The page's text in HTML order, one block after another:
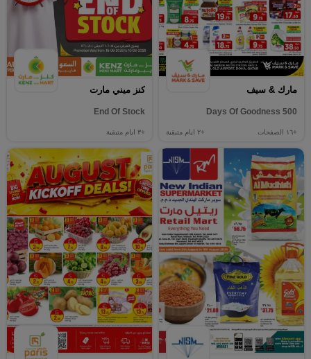
مارك & سيف
500 Days Of Goodness
+١٦ الصفحات +٢ ايام متبقية
كنز ميني مارت
End Of Stock
+٣ ايام متبقية